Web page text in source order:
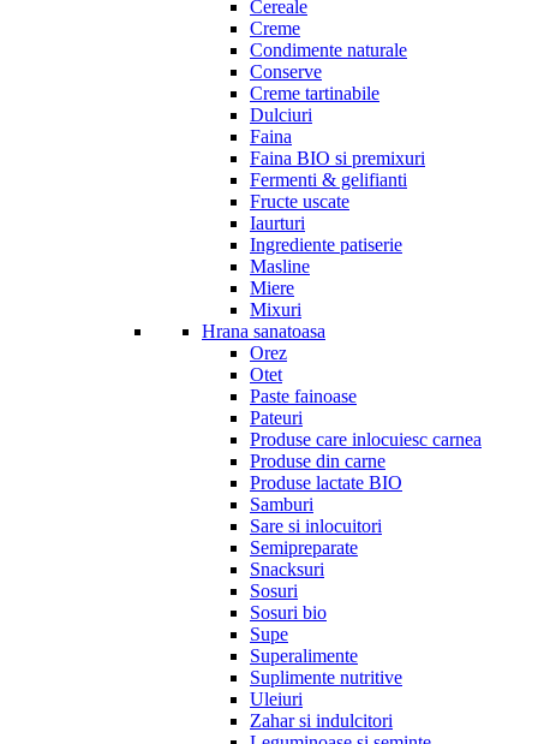
Cereale
Creme
Condimente naturale
Conserve
Creme tartinabile
Dulciuri
Faina
Faina BIO si premixuri
Fermenti & gelifianti
Fructe uscate
Iaurturi
Ingrediente patiserie
Masline
Miere
Mixuri
Hrana sanatoasa
Orez
Otet
Paste fainoase
Pateuri
Produse care inlocuiesc carnea
Produse din carne
Produse lactate BIO
Samburi
Sare si inlocuitori
Semipreparate
Snacksuri
Sosuri
Sosuri bio
Supe
Superalimente
Suplimente nutritive
Uleiuri
Zahar si indulcitori